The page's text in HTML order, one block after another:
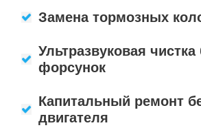
Замена тормозных
Ультразвуковая
форсунок
Капитальный ремонт
двигателя